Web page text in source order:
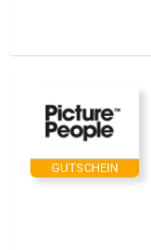
GUTSCHEIN